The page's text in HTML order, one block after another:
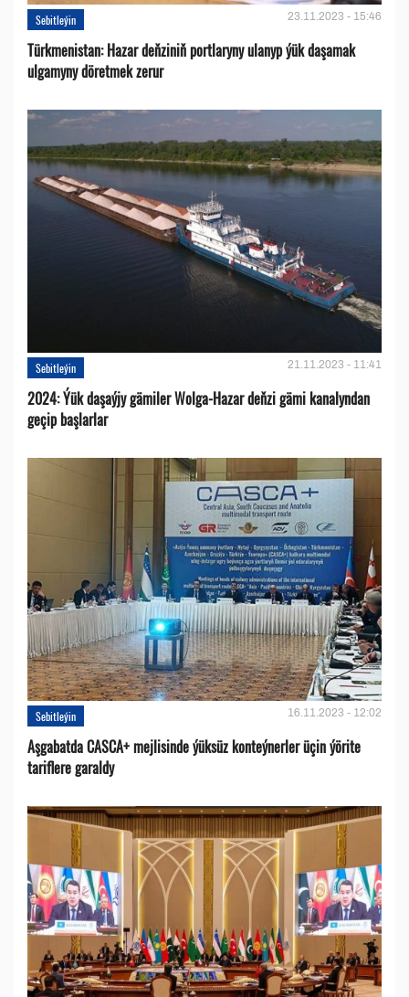
Sebitleýin 23.11.2023 - 15:46
Türkmenistan: Hazar deňziniň portlaryny ulanyp ýük daşamak
ulgamyny döretmek zerur
Sebitleýin 21.11.2023 - 11:41
2024: Ýük daşaýjy gämiler Wolga-Hazar deňzi gämi kanalyndan
geçip başlarlar
Sebitleýin 16.11.2023 - 12:02
Aşgabatda CASCA+ mejlisinde ýüksüz konteýnerler üçin ýörite
tariflere garaldy